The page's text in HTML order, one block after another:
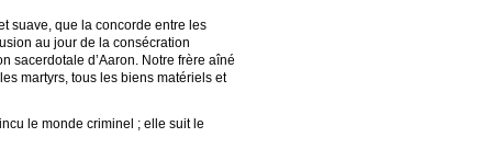
suave, que la concorde entre les
au jour de la consécration
sacerdotale d’Aaron. Notre frère aîné
martyrs, tous les biens matériels et
le monde criminel ; elle suit le